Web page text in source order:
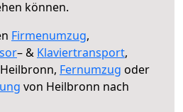
können.
Firmenumzug,
– & Klaviertransport,
Fernumzug oder
von Heilbronn nach